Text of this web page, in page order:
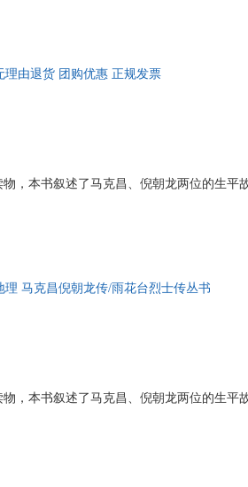
由退货 团购优惠 正规发票
，本书叙述了马克昌、倪朝龙两位的生平
马克昌倪朝龙传/雨花台烈士传丛书
，本书叙述了马克昌、倪朝龙两位的生平